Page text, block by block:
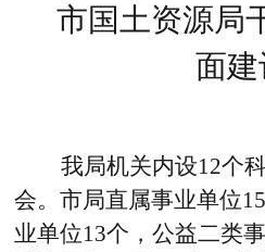
市国土资源局
面建
我局机关内设12个
会。市局直属事业单位
业单位13个，公益二类